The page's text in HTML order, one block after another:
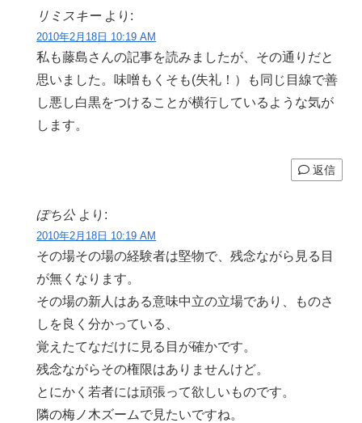
リミスキー より:
2010年2月18日 10:19 AM
私も藤島さんの記事を読みましたが、その通りだと
思いました。味噌もくそも(失礼！）も同じ目線で善
し悪し白黒をつけることが横行しているような気が
します。
返信
ぽち公 より:
2010年2月18日 10:19 AM
その場その場の経験者は堅物で、残念ながら見る目
が無くなります。
その場の新人はある意味中立の立場であり、ものさ
しを良く分かっている、
覚えたてなだけに見る目が確かです。
残念ながらその権限はありませんけど。
とにかく若者には頑張って欲しいものです。
隣の梅ノ木ズームで見たいですね。